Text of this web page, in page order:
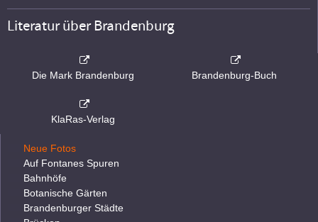
Literatur über Brandenburg
Die Mark Brandenburg Brandenburg-Buch
KlaRas-Verlag
Neue Fotos
Auf Fontanes Spuren
Bahnhöfe
Botanische Gärten
Brandenburger Städte